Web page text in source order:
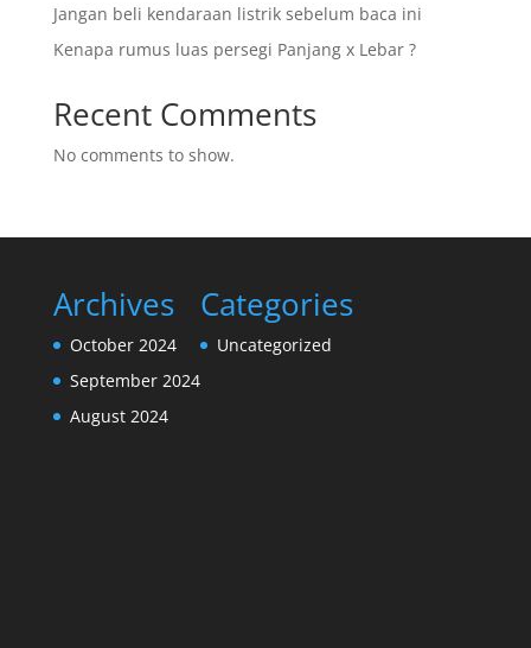
Jangan beli kendaraan listrik sebelum baca ini
Kenapa rumus luas persegi Panjang x Lebar ?
Recent Comments
No comments to show.
Archives
October 2024
September 2024
August 2024
Categories
Uncategorized